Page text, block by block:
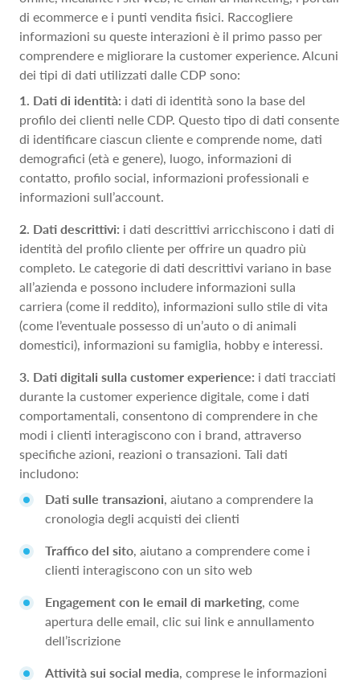
di ecommerce e i punti vendita fisici. Raccogliere
informazioni su queste interazioni è il primo passo per
comprendere e migliorare la customer experience. Alcuni
dei tipi di dati utilizzati dalle CDP sono:
1. Dati di identità: i dati di identità sono la base del
profilo dei clienti nelle CDP. Questo tipo di dati consente
di identificare ciascun cliente e comprende nome, dati
demografici (età e genere), luogo, informazioni di
contatto, profilo social, informazioni professionali e
informazioni sull’account.
2. Dati descrittivi: i dati descrittivi arricchiscono i dati di
identità del profilo cliente per offrire un quadro più
completo. Le categorie di dati descrittivi variano in base
all’azienda e possono includere informazioni sulla
carriera (come il reddito), informazioni sullo stile di vita
(come l’eventuale possesso di un’auto o di animali
domestici), informazioni su famiglia, hobby e interessi.
3. Dati digitali sulla customer experience: i dati tracciati
durante la customer experience digitale, come i dati
comportamentali, consentono di comprendere in che
modi i clienti interagiscono con i brand, attraverso
specifiche azioni, reazioni o transazioni. Tali dati
includono:
Dati sulle transazioni, aiutano a comprendere la
cronologia degli acquisti dei clienti
Traffico del sito, aiutano a comprendere come i
clienti interagiscono con un sito web
Engagement con le email di marketing, come
apertura delle email, clic sui link e annullamento
dell’iscrizione
Attività sui social media, comprese le informazioni